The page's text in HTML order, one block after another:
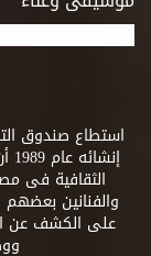
استطاع صندوق
الثقافية فى
والفنانين
على الكشف عن